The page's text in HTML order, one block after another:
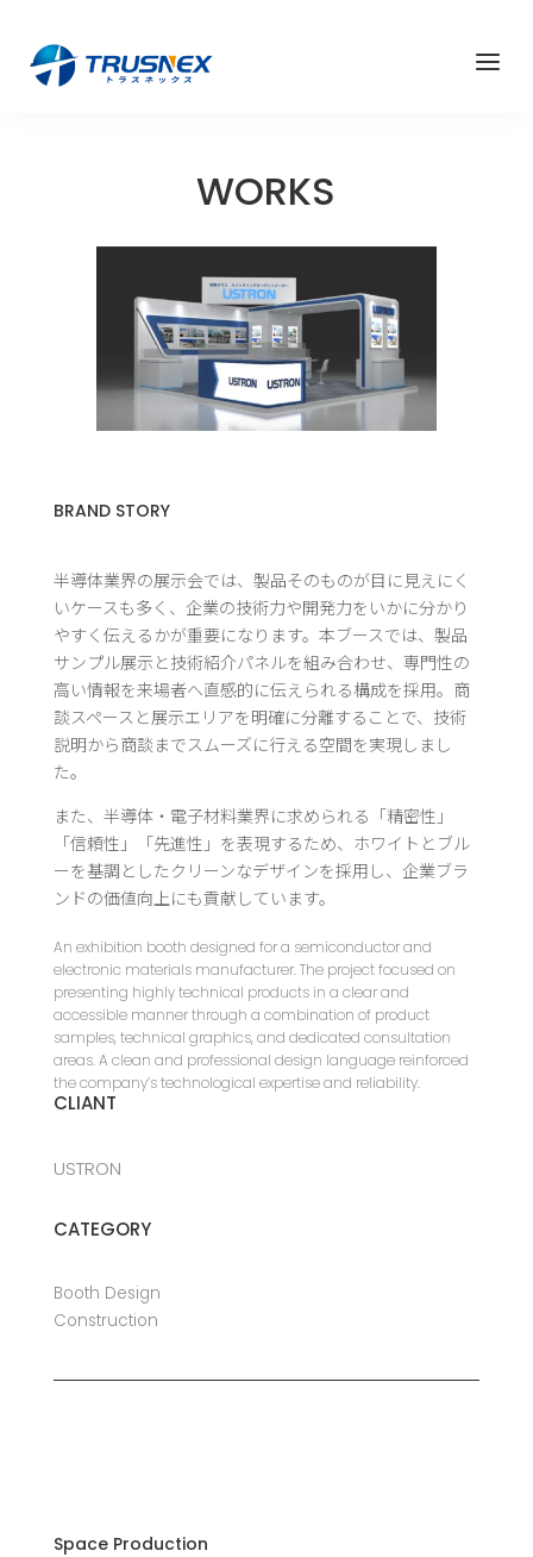
a
WORKS
BRAND STORY
半導体業界の展示会では、製品そのものが目に見えにく
いケースも多く、企業の技術力や開発力をいかに分かり
やすく伝えるかが重要になります。本ブースでは、製品
サンプル展示と技術紹介パネルを組み合わせ、専門性の
高い情報を来場者へ直感的に伝えられる構成を採用。商
談スペースと展示エリアを明確に分離することで、技術
説明から商談までスムーズに行える空間を実現しまし
た。
また、半導体・電子材料業界に求められる「精密性」
「信頼性」「先進性」を表現するため、ホワイトとブル
ーを基調としたクリーンなデザインを採用し、企業ブラ
ンドの価値向上にも貢献しています。
An exhibition booth designed for a semiconductor and
electronic materials manufacturer. The project focused on
presenting highly technical products in a clear and
accessible manner through a combination of product
samples, technical graphics, and dedicated consultation
areas. A clean and professional design language reinforced
the company’s technological expertise and reliability.
CLIANT
USTRON
CATEGORY
Booth Design
Construction
Space Production